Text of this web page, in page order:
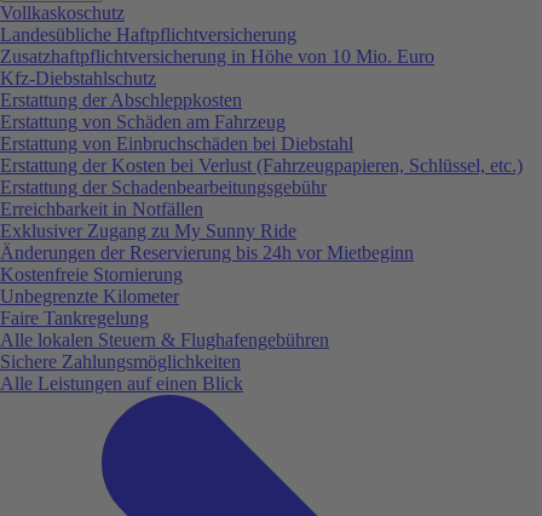
Vollkaskoschutz
Landesübliche Haftpflichtversicherung
Zusatzhaftpflichtversicherung in Höhe von 10 Mio. Euro
Kfz-Diebstahlschutz
Erstattung der Abschleppkosten
Erstattung von Schäden am Fahrzeug
Erstattung von Einbruchschäden bei Diebstahl
Erstattung der Kosten bei Verlust (Fahrzeugpapieren, Schlüssel, etc.)
Erstattung der Schadenbearbeitungsgebühr
Erreichbarkeit in Notfällen
Exklusiver Zugang zu My Sunny Ride
Änderungen der Reservierung bis 24h vor Mietbeginn
Kostenfreie Stornierung
Unbegrenzte Kilometer
Faire Tankregelung
Alle lokalen Steuern & Flughafengebühren
Sichere Zahlungsmöglichkeiten
Alle Leistungen auf einen Blick